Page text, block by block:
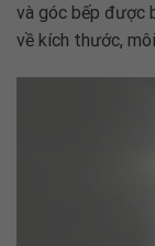
và góc bếp được
về kích thước,